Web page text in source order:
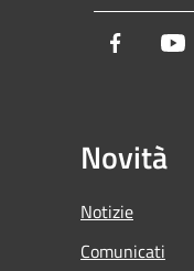
Facebook
Novità
Notizie
Comunicati